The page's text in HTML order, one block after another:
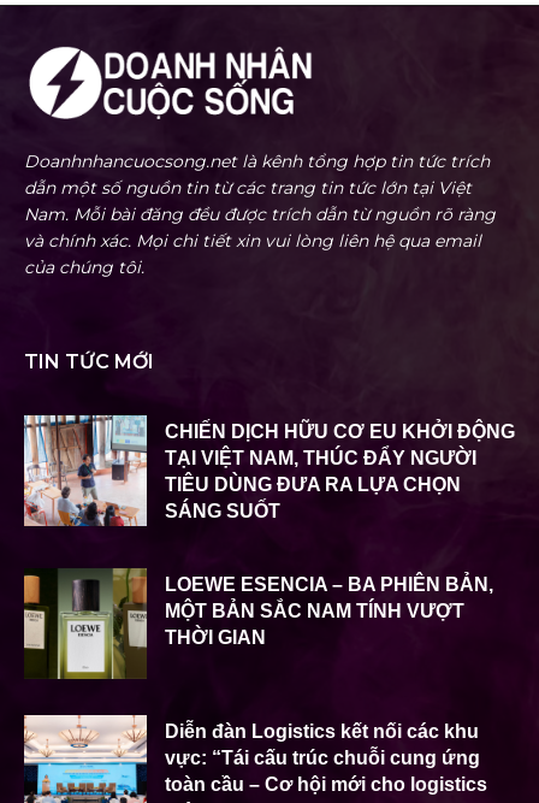
Doanhnhancuocsong.net là kênh tổng hợp tin tức trích
dẫn một số nguồn tin từ các trang tin tức lớn tại Việt
Nam. Mỗi bài đăng đều được trích dẫn từ nguồn rõ ràng
và chính xác. Mọi chi tiết xin vui lòng liên hệ qua email
của chúng tôi.
TIN TỨC MỚI
CHIẾN DỊCH HỮU CƠ EU KHỞI ĐỘNG
TẠI VIỆT NAM, THÚC ĐẨY NGƯỜI
TIÊU DÙNG ĐƯA RA LỰA CHỌN
SÁNG SUỐT
LOEWE ESENCIA – BA PHIÊN BẢN,
MỘT BẢN SẮC NAM TÍNH VƯỢT
THỜI GIAN
Diễn đàn Logistics kết nối các khu
vực: “Tái cấu trúc chuỗi cung ứng
toàn cầu – Cơ hội mới cho logistics